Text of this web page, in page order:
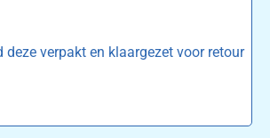
deze verpakt en klaargezet voor retour